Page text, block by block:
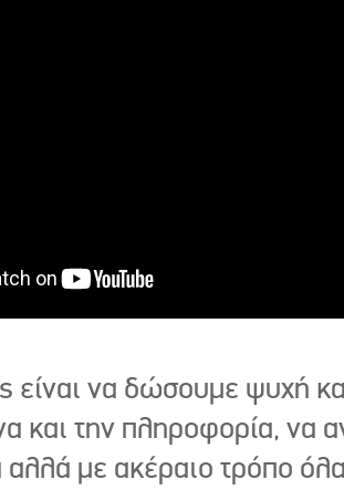
είναι να δώσουμε ψυχή
και την πληροφορία, να
αλλά με ακέραιο τρόπο